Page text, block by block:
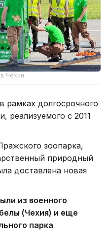
Чехии
рамках долгосрочного
реализуемого с 2011
зоопарка,
природный
доставлена новая
из военного
(Чехия) и еще
парка